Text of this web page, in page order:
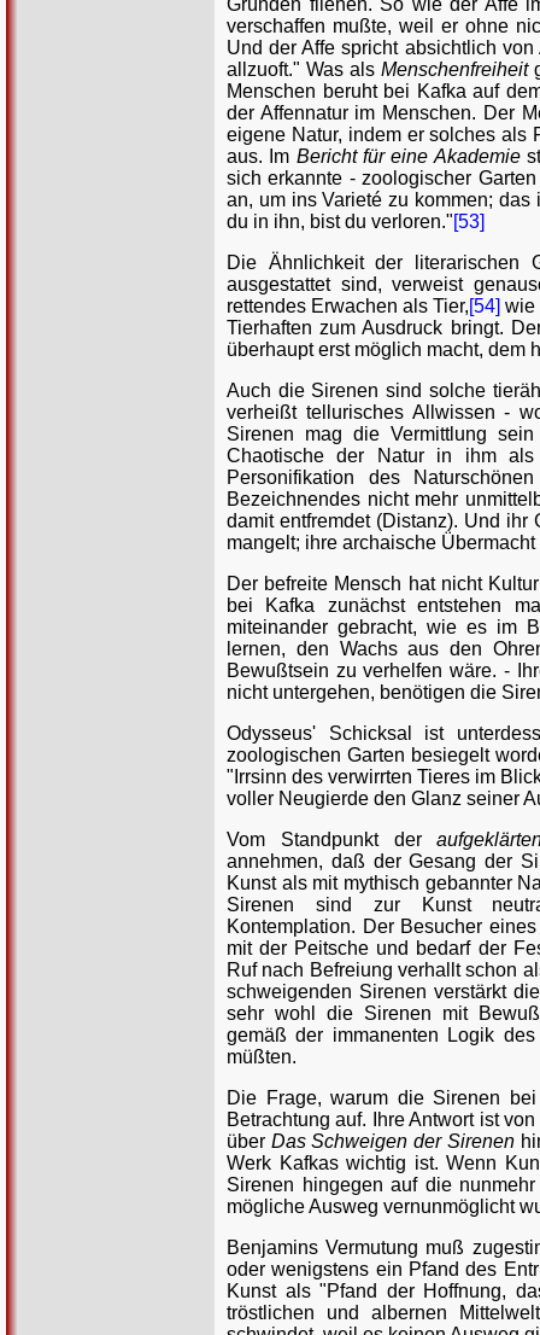
Gründen fliehen. So wie der Affe
verschaffen mußte, weil er ohne
Und der Affe spricht absichtlich
allzuoft." Was als Menschenfreiheit
Menschen beruht bei Kafka auf
der Affennatur im Menschen. Der
eigene Natur, indem er solches als
aus. Im Bericht für eine Akademie
sich erkannte - zoologischer
an, um ins Varieté zu kommen;
du in ihn, bist du verloren."[53]
Die Ähnlichkeit der literarischen
ausgestattet sind, verweist
rettendes Erwachen als Tier,[54] wie
Tierhaften zum Ausdruck bringt.
überhaupt erst möglich macht, dem
Auch die Sirenen sind solche
verheißt tellurisches Allwissen -
Sirenen mag die Vermittlung
Chaotische der Natur in ihm
Personifikation des
Bezeichnendes nicht mehr
damit entfremdet (Distanz). Und
mangelt; ihre archaische
Der befreite Mensch hat nicht
bei Kafka zunächst entstehen
miteinander gebracht, wie es im
lernen, den Wachs aus den
Bewußtsein zu verhelfen wäre. -
nicht untergehen, benötigen die
Odysseus' Schicksal ist
zoologischen Garten besiegelt
"Irrsinn des verwirrten Tieres im
voller Neugierde den Glanz seiner
Vom Standpunkt der
annehmen, daß der Gesang der
Kunst als mit mythisch gebannter
Sirenen sind zur Kunst
Kontemplation. Der Besucher
mit der Peitsche und bedarf der
Ruf nach Befreiung verhallt schon
schweigenden Sirenen verstärkt
sehr wohl die Sirenen mit
gemäß der immanenten Logik
müßten.
Die Frage, warum die Sirenen
Betrachtung auf. Ihre Antwort ist
über Das Schweigen der Sirenen
Werk Kafkas wichtig ist. Wenn
Sirenen hingegen auf die
mögliche Ausweg vernunmöglicht
Benjamins Vermutung muß
oder wenigstens ein Pfand des
Kunst als "Pfand der Hoffnung,
tröstlichen und albernen